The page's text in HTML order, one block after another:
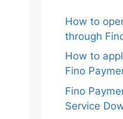
How to
through
How to
Fino
Fino
Service